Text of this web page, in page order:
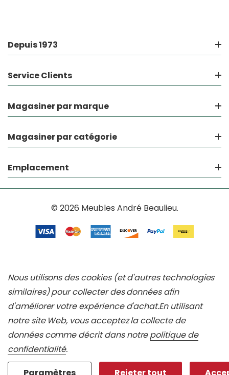
Depuis 1973
Service Clients
Magasiner par marque
Magasiner par catégorie
Emplacement
© 2026 Meubles André Beaulieu.
Nous utilisons des cookies (et d'autres technologies
similaires) pour collecter des données afin
d'améliorer votre expérience d'achat.En utilisant
notre site Web, vous acceptez la collecte de
données comme décrit dans notrepolitique de
confidentialité.